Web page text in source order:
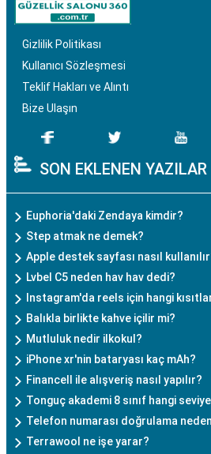
Gizlilik Politikası
Kullanıcı Sözleşmesi
Teklif Hakları ve Alıntı
Bize Ulaşın
SON EKLENEN YAZILAR
Euphoria'daki Zendaya kimdir?
Step atmak ne demek?
Apple destek sayfası nasıl
Lvbel C5 neden hav hav dedi?
Instagram'da reels için hangi
Balıkla birlikte kahve içilir mi?
Mutluluk nedir ilkokul?
iPhone xr'nin bataryası kaç mAh?
Financell ile alışveriş nasıl yapılır?
Tonguç akademi 8 sınıf hangi
Telefon numarası doğrulama
Terrawool ne işe yarar?